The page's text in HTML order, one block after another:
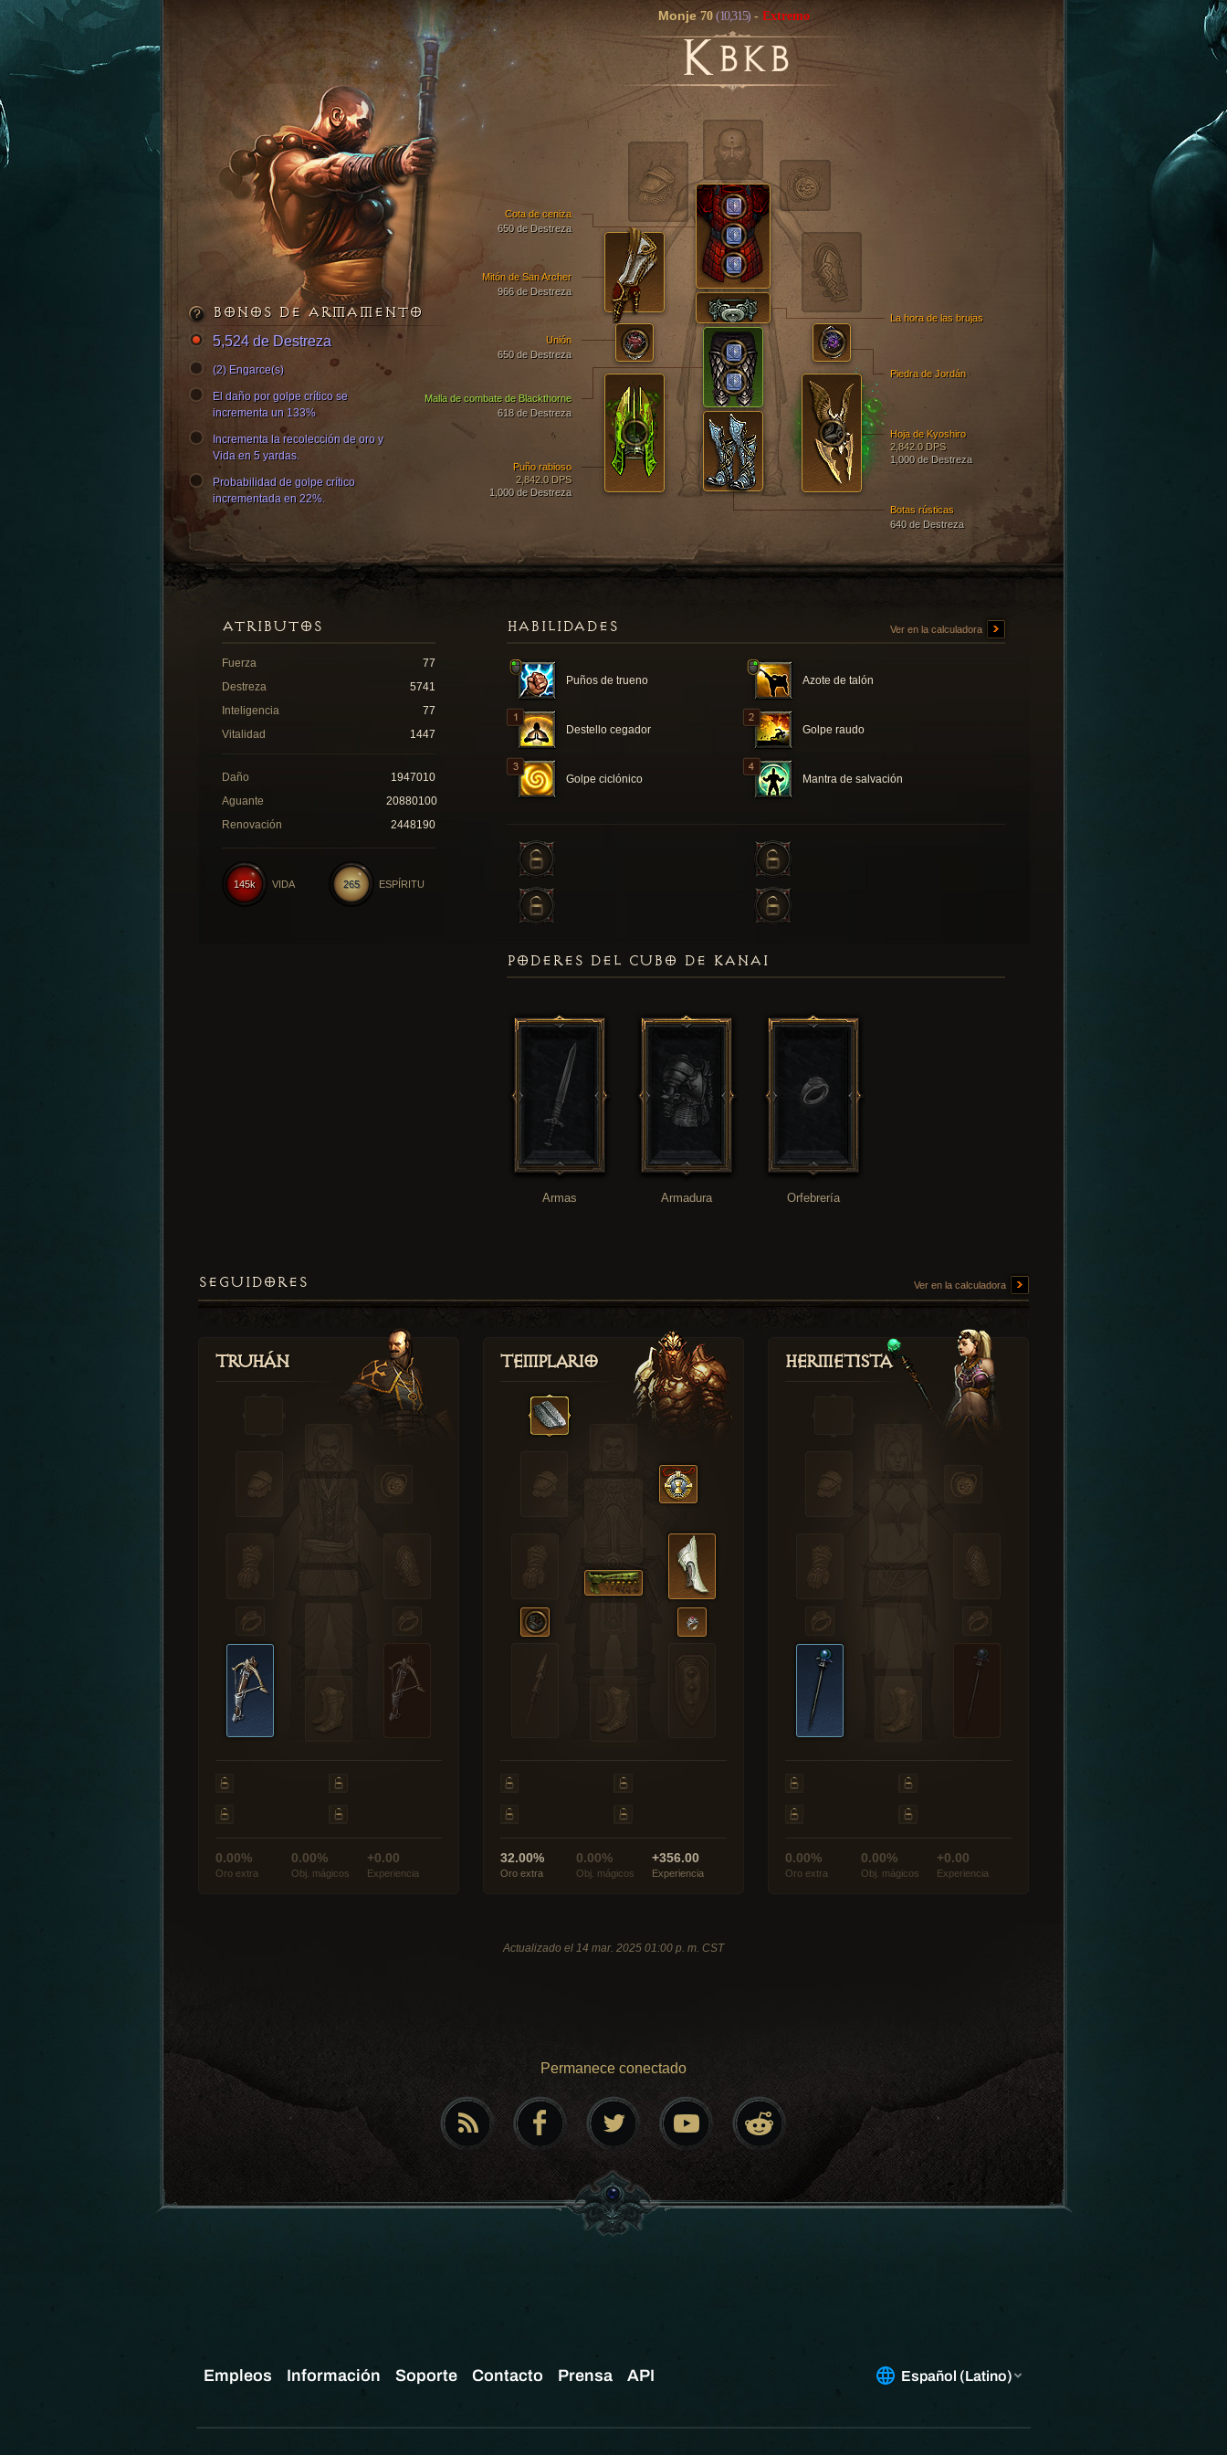
Monje70 (10,315) - Extremo
KBKB
Cota de ceniza
650 de Destreza
Botas rústicas
640 de Destreza
Mitón de San Archer
966 de Destreza
Malla de combate de Blackthorne
618 de Destreza
Puño rabioso
2,842.0 DPS
1,000 de Destreza
Hoja de Kyoshiro
2,842.0 DPS
1,000 de Destreza
La hora de las brujas
Piedra de Jordán
Unión
650 de Destreza
BONOS DE ARMAMENTO
5,524 de Destreza
(2) Engarce(s)
El daño por golpe crítico se
incrementa un 133%
Incrementa la recolección de oro y
Vida en 5 yardas.
Probabilidad de golpe crítico
incrementada en 22%.
HABILIDADES Ver en la calculadora
Puños de trueno Azote de talón
Destello cegador Golpe raudo
Golpe ciclónico Mantra de salvación
ATRIBUTOS
Fuerza
77
Destreza
5741
Inteligencia
77
Vitalidad
1447
Daño
1947010
Aguante
20880100
Renovación
2448190
265 ESPÍRITU
145k VIDA
PODERES DEL CUBO DE KANAI
Armas Armadura Orfebrería
SEGUIDORES Ver en la calculadora
Truhán
0.00%
Oro extra
0.00%
Obj. mágicos
+0.00
Experiencia
Templario
32.00%
Oro extra
0.00%
Obj. mágicos
+356.00
Experiencia
Hermetista
0.00%
Oro extra
0.00%
Obj. mágicos
+0.00
Experiencia
Actualizado el 14 mar. 2025 01:00 p. m. CST
Permanece conectado